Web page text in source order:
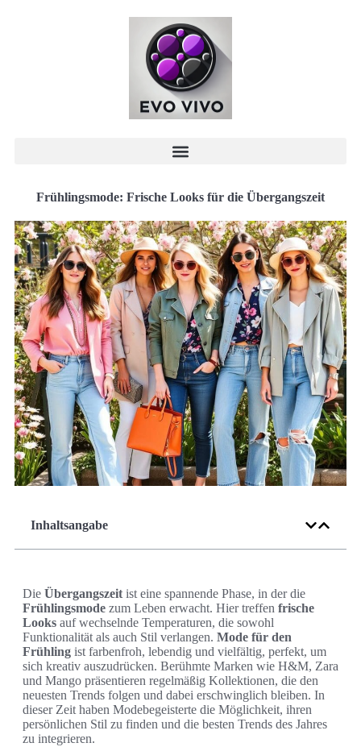
Frühlingsmode: Frische Looks für die Übergangszeit
Inhaltsangabe
Die Übergangszeit ist eine spannende Phase, in der die
Frühlingsmode zum Leben erwacht. Hier treffen frische
Looks auf wechselnde Temperaturen, die sowohl
Funktionalität als auch Stil verlangen. Mode für den
Frühling ist farbenfroh, lebendig und vielfältig, perfekt, um
sich kreativ auszudrücken. Berühmte Marken wie H&M, Zara
und Mango präsentieren regelmäßig Kollektionen, die den
neuesten Trends folgen und dabei erschwinglich bleiben. In
dieser Zeit haben Modebegeisterte die Möglichkeit, ihren
persönlichen Stil zu finden und die besten Trends des Jahres
zu integrieren.